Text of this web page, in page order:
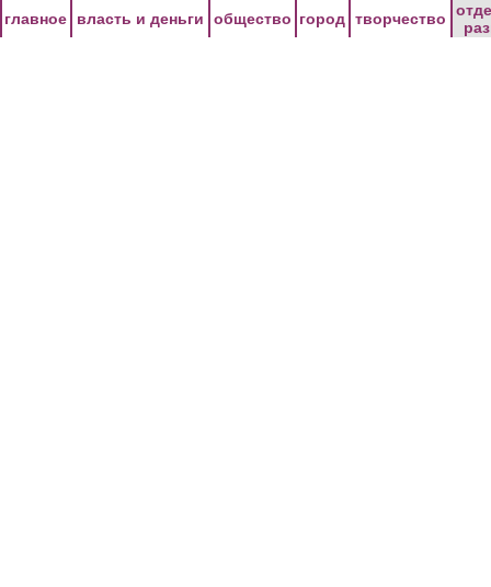
главное власть и деньги общество город творчество